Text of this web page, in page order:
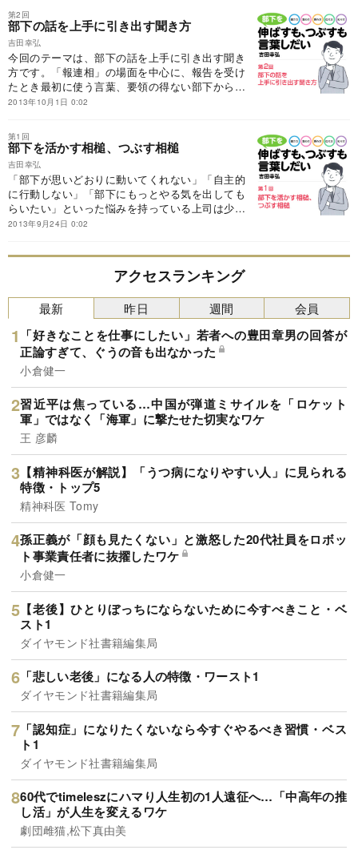
あったのです。
第2回
部下の話を上手に引き出す聞き方
吉田幸弘
今回のテーマは、部下の話を上手に引き出す聞き
方です。「報連相」の場面を中心に、報告を受け
たとき最初に使う言葉、要領の得ない部下から話
を引き出す言葉、もっと考えてもらいたいときに
間関係をよくする言葉などを紹介します。
2013年10月1日 0:02
第1回
部下を活かす相槌、つぶす相槌
吉田幸弘
「部下が思いどおりに動いてくれない」「自主的
に行動しない」「部下にもっとやる気を出しても
らいたい」といった悩みを持っている上司は少な
くありません。しかし、その背景に、部下とのコ
っとした言い回しで、部下のやる気を引き出すこ
2013年9月24日 0:02
アクセスランキング
最新
「好きなことを仕事にしたい」若者への豊田章男の回答が
正論すぎて、ぐうの音も出なかった
小倉健一
習近平は焦っている…中国が弾道ミサイルを「ロケット
軍」ではなく「海軍」に撃たせた切実なワケ
王 彦麟
【精神科医が解説】「うつ病になりやすい人」に見られる
特徴・トップ5
精神科医 Tomy
孫正義が「顔も見たくない」と激怒した20代社員をロボッ
ト事業責任者に抜擢したワケ
小倉健一
【老後】ひとりぼっちにならないために今すべきこと・ベ
スト1
ダイヤモンド社書籍編集局
「悲しい老後」になる人の特徴・ワースト1
ダイヤモンド社書籍編集局
「認知症」になりたくないなら今すぐやるべき習慣・ベス
ト1
ダイヤモンド社書籍編集局
60代でtimeleszにハマり人生初の1人遠征へ…「中高年の推
し活」が人生を変えるワケ
劇団雌猫,松下真由美
昨日 週間 会員